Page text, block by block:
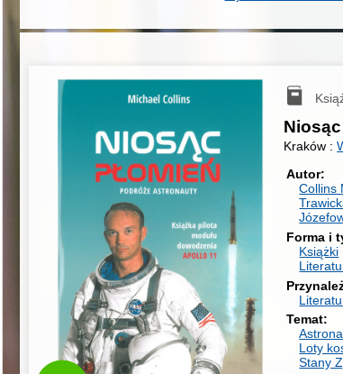
Kraków :
Autor
Collins
Forma i
Książki
Temat
Loty
Stany